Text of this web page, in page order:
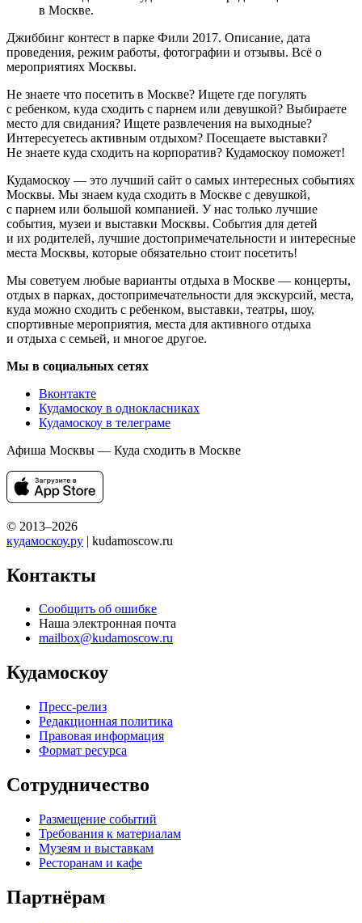
в Москве.
Джиббинг контест в парке Фили 2017. Описание, дата
проведения, режим работы, фотографии и отзывы. Всё о
мероприятиях Москвы.
Не знаете что посетить в Москве? Ищете где погулять
с ребенком, куда сходить с парнем или девушкой? Выбираете
место для свидания? Ищете развлечения на выходные?
Интересуетесь активным отдыхом? Посещаете выставки?
Не знаете куда сходить на корпоратив? Кудамоскоу поможет!
Кудамоскоу — это лучший сайт о самых интересных событиях
Москвы. Мы знаем куда сходить в Москве с девушкой,
с парнем или большой компанией. У нас только лучшие
события, музеи и выставки Москвы. События для детей
и их родителей, лучшие достопримечательности и интересные
места Москвы, которые обязательно стоит посетить!
Мы советуем любые варианты отдыха в Москве — концерты,
отдых в парках, достопримечательности для экскурсий, места,
куда можно сходить с ребенком, выставки, театры, шоу,
спортивные мероприятия, места для активного отдыха
и отдыха с семьей, и многое другое.
Мы в социальных сетях
Вконтакте
Кудамоскоу в однокласниках
Кудамоскоу в телеграме
Афиша Москвы — Куда сходить в Москве
© 2013–2026
кудамоскоу.ру | kudamoscow.ru
Контакты
Сообщить об ошибке
Наша электронная почта
mailbox@kudamoscow.ru
Кудамоскоу
Пресс-релиз
Редакционная политика
Правовая информация
Формат ресурса
Сотрудничество
Размещение событий
Требования к материалам
Музеям и выставкам
Ресторанам и кафе
Партнёрам